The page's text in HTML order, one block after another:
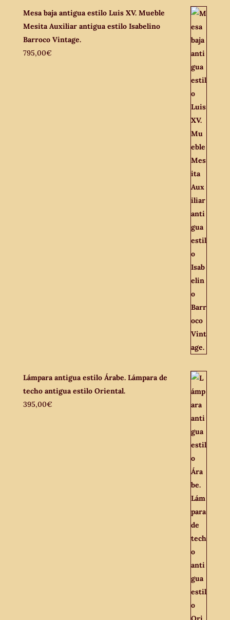
Mesa baja antigua estilo Luis XV. Mueble
Mesita Auxiliar antigua estilo Isabelino
Barroco Vintage.
795,00€
Lámpara antigua estilo Árabe. Lámpara de
techo antigua estilo Oriental.
395,00€